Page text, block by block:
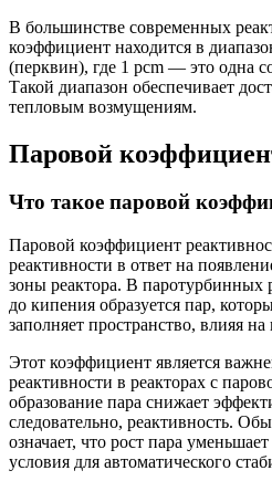
В большинстве современных
коэффициент находится в
(перквин), где 1 pcm — это одна
Такой диапазон обеспечивает
тепловым возмущениям.
Паровой
Что такое паровой
Паровой коэффициент
реактивности в ответ на
зоны реактора. В паротурбинных
до кипения образуется пар,
заполняет пространство, влияя
Этот коэффициент является
реактивности в реакторах с
образование пара снижает
следовательно, реактивность.
означает, что рост пара
условия для автоматического